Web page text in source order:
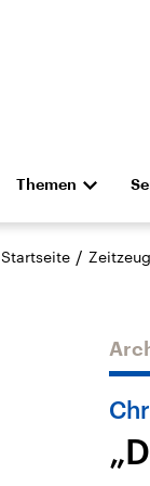
Themen
Die Nachrichten
Hörspiel und
Aktuelle
Startseite /